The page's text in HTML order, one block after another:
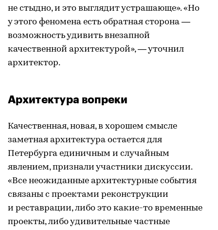
не стыдно, и это выглядит устрашающе». «Но
у этого феномена есть обратная сторона —
возможность удивить внезапной
качественной архитектурой», — уточнил
архитектор.
Архитектура вопреки
Качественная, новая, в хорошем смысле
заметная архитектура остается для
Петербурга единичным и случайным
явлением, признали участники дискуссии.
«Все неожиданные архитектурные события
связаны с проектами реконструкции
и реставрации, либо это какие-то временные
проекты, либо удивительные частные